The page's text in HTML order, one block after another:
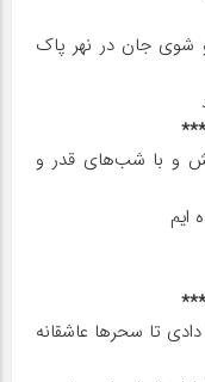
جان در نهر پاک
و با شب‌های قدر و
ایم
دادی تا سحر‌ها عاشقانه